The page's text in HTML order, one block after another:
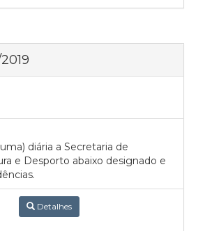
diária a Secretaria de
e Desporto abaixo designado e
Detalhes